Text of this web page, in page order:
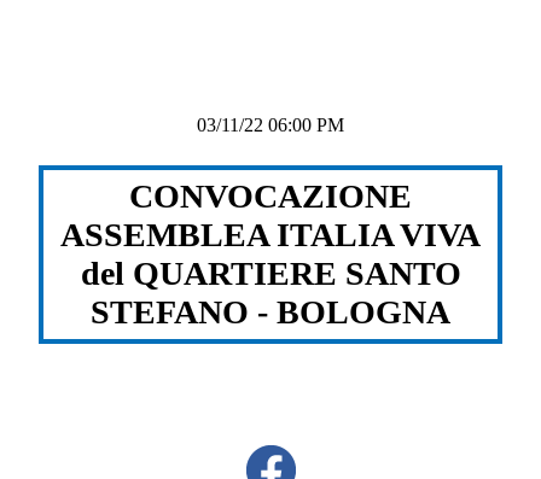
03/11/22 06:00 PM
CONVOCAZIONE
ASSEMBLEA ITALIA VIVA
del QUARTIERE SANTO
STEFANO - BOLOGNA